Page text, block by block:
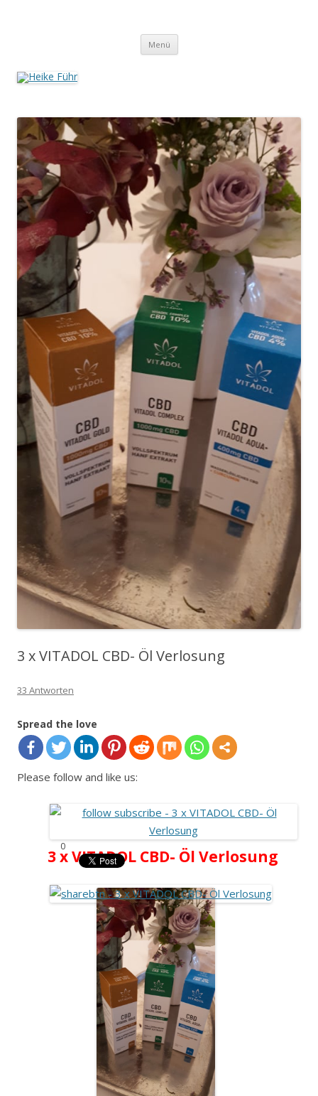
Menü Springe
Inhalt
3 x VITADOL CBD- Öl Verlosung
33 Antworten
Spread the love
Please follow and like us:
0
3 x VITADOL CBD- Öl Verlosung